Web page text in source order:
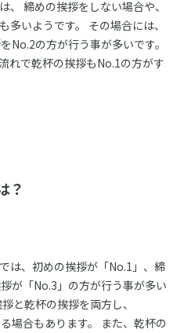
、 締めの挨拶をしない場合や、
多いようです。 その場合には、
No.2の方が行う事が多いです。
れで乾杯の挨拶もNo.1の方がす
？
は、初めの挨拶が「No.1」、締
が「No.3」の方が行う事が多い
と乾杯の挨拶を両方し、
場合もあります。 また、乾杯の